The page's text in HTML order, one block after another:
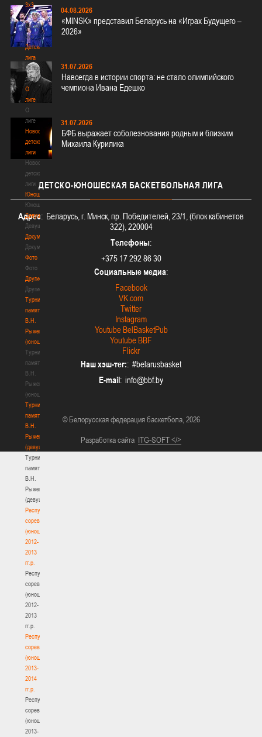
3х3
История
баскетбола
3х3
Детская
лига
Детская
лига
О
лиге
О
лиге
Новости
детской
лиги
Новости
детской
лиги
Юноши
Юноши
Девушки
Девушки
Документы
Документы
Фото
Фото
Другие
Другие
Турнир
памяти
В.Н.
Рыженкова
(юноши)
Турнир
памяти
В.Н.
Рыженкова
(юноши)
Турнир
памяти
В.Н.
Рыженкова
(девушки)
Турнир
памяти
В.Н.
Рыженкова
(девушки)
Республиканские
соревнования
(юноши)
2012-
2013
гг.р.
Республиканские
соревнования
(юноши)
2012-
2013
гг.р.
Республиканские
соревнования
(юноши)
2013-
2014
гг.р.
Республиканские
соревнования
(юноши)
2013-
04.08.2026
«MINSK» представил Беларусь на «Играх Будущего –
2026»
31.07.2026
Навсегда в истории спорта: не стало олимпийского
чемпиона Ивана Едешко
31.07.2026
БФБ выражает соболезнования родным и близким
Михаила Курилика
ДЕТСКО-ЮНОШЕСКАЯ БАСКЕТБОЛЬНАЯ ЛИГА
Адрес: Беларусь, г. Минск, пр. Победителей, 23/1, (блок кабинетов
322), 220004
Телефоны:
+375 17 292 86 30
Социальные медиа:
Facebook
VK.com
Twitter
Instagram
Youtube BelBasketPub
Youtube BBF
Flickr
Наш хэш-тег:: #belarusbasket
E-mail:
© Белорусская федерация баскетбола, 2026
Разработка сайта ITG-SOFT </>